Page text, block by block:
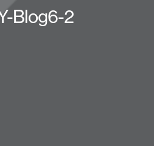
Blog6-2